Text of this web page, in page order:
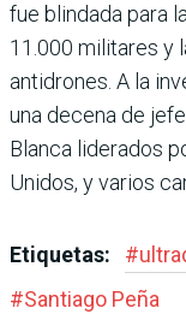
fue blindada para
11.000 militares y
antidrones. A la
una decena de
Blanca liderados
Unidos, y varios
Etiquetas: #
#Santiago Peña